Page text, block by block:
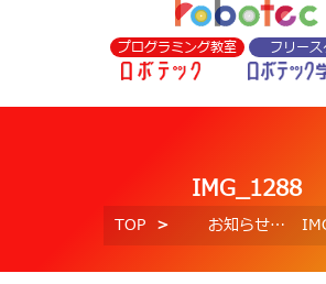
プログラミング教室 フリー
IMG_1288
TOP お知らせ